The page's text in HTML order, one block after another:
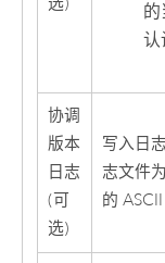
认
协调
版本
日志
(可
选)
写入日
志文件
的 ASCII